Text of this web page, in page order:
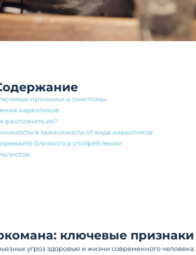
признаки и симптомы
наркотиков
распознать их?
в зависимости от вида наркотиков
близкого в употреблении
ключевые
угроз здоровью и жизни современного